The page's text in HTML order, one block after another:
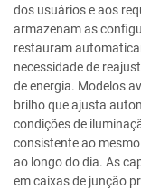
dos usuários e aos
armazenam as
restauram
necessidade de
de energia. Modelos
brilho que ajusta
condições de
consistente ao
ao longo do dia. As
em caixas de junção